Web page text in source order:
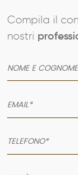
Compila il
nostri